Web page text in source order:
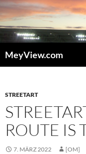
Zum
Inhalt
springen
MeyView.com
STREETART
ROUTE IS
7. MÄRZ 2022 [OM]